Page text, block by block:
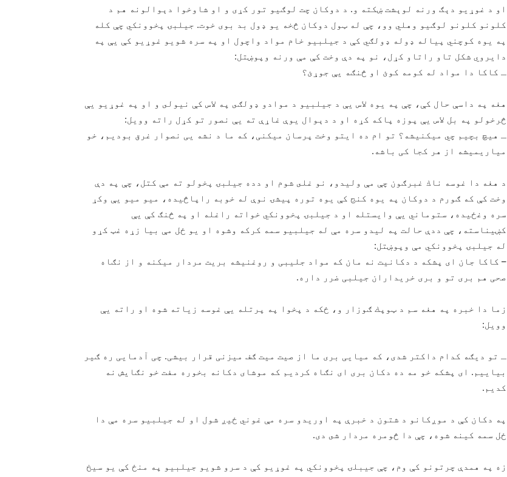
او د غوړيو دېګ ورنه لوېشت ښكته و. د دوكان چت لوګيو تور كړى و او شاوخوا دېوالونه هم د
كلونو كلونو لوګيو وهلي وو، چې له ټول دوكان څخه يو ډول بد بوى خوت. جيلبۍ پخوونكي چې كله
په يوه كوچني پياله ډوله ډولګي كې د جيلبيو خام مواد واچول او په سره شويو غوړيو كې يې په
دايروي شكل تاو راتاو كړل، نو په دې وخت كې مې ورنه وپوښتل:
ـ كاكا دا مواد له كومه كوئ او څنګه يې جوړئ؟
هغه په داسې حال كې، چې په يوه لاس يې د جيلبيو د موادو ډولګى په لاس كې نيولى و او په غوړيو يې
څرخولو په بل لاس يې پوزه پاكه كړه او د دېوال يوې غاړې ته يې نصور تو كړل راته وويل:
ـ هيچ بچيم چي ميكنيشه؟ تو ام ده ايتو وخت پرسان ميكنی، كه ما د نشه يی نصوار غرق بوديم، خو
مياريميشه از هر كجا كی باشه.
د هغه دا غوسه ناك غبرګون چې مې وليدو، نو غلى شوم او دده جيلبۍ پخولو ته مې كتل، چې په دې
وخت كې كه ګورم د دوكان په يوه كنج كې يوه توره پيشۍ نوې له خوبه راپاڅيده، ميو ميو يې وكړ
سره وغځيده، ستوماني يې وايستله او د جيلبۍ پخوونكي خواته راغله او په څنګ كې يې
كښيناسته، چې ددې حالت په ليدو سره مې له جيلبيو سمه كركه وشوه او يو ځل مې بيا زړه غټ كړو
له جيلبۍ پخوونكي مې وپوښتل:
– كاكا جان اى پشكه د دكانيت نه مان كه مواد جليبی و روغنيشه بريت مردار ميكنه و از نګاه
صحی هم بری تو و بری خريداران جيلبی ضرر داره.
زما دا خبره په هغه سم د ټوپك ګوزار و، ځكه د پخوا په پرتله يې غوسه زياته شوه او راته يې
وويل:
ـ تو ديګه كدام داكتر شدی، كه ميايی بری ما از صيت ميت ګف ميزنی قرار بيشی. چی آدمايی ره ګير
بياييم. ای پشكه خو مه ده دكان بری ای نګاه كرديم كه موشای دكانه بخوره مفت خو نګايش نه
كديم.
په دكان كې د موږكانو د شتون د خبرې په اوريدو سره مې غوني ځيږ شول او له جيلبيو سره مې دا
ځل سمه كينه شوه، چې دا څومره مردار شى دى.
زه په همدې چرتونو كې وم، چې جيبلۍ پخوونكي په غوړيو كې د سرو شويو جيلبيو په منځ كې يو سيخ